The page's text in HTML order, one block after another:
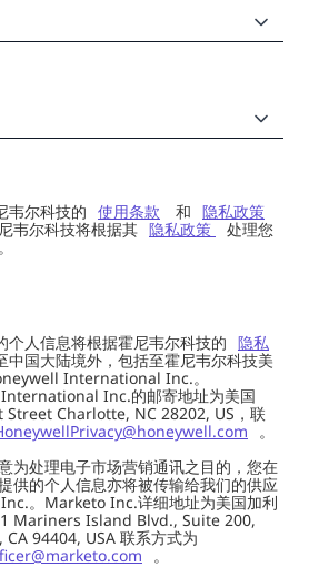
韦尔科技的 使用条款 和 隐私政策
韦尔科技将根据其 隐私政策
处理您
个人信息将根据霍尼韦尔科技的 隐私
中国大陆境外，包括至霍尼韦尔科技美
International Inc.。
Inc.的邮寄地址为美国
Street Charlotte, NC 28202, US，联
。
为处理电子市场营销通讯之目的，您在
供的个人信息亦将被传输给我们的供应
。Marketo Inc.详细地址为美国加利
Mariners Island Blvd., Suite 200,
94404, USA 联系方式为
。